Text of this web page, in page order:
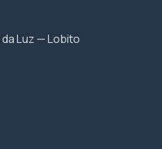
da Luz — Lobito